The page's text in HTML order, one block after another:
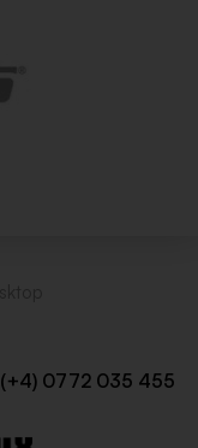
(+4) 0772 035 455